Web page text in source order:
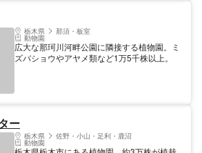
【料金】 大人: 500円 高校生以上 子供: 150
円 小・中学生
栃木県 那須・板室
動物園
広大な那珂川河畔公園に隣接する植物園。ミ
ズバショウやアヤメ類など1万5千株以上。
ー
栃木県 佐野・小山・足利・鹿沼
動物園